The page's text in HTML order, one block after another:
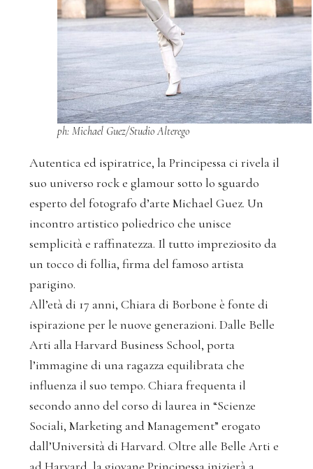
ph: Michael Guez/Studio Alterego
Autentica ed ispiratrice, la Principessa ci rivela il
suo universo rock e glamour sotto lo sguardo
esperto del fotografo d’arte Michael Guez. Un
incontro artistico poliedrico che unisce
semplicità e raffinatezza. Il tutto impreziosito da
un tocco di follia, firma del famoso artista
parigino.
All’età di 17 anni, Chiara di Borbone è fonte di
ispirazione per le nuove generazioni. Dalle Belle
Arti alla Harvard Business School, porta
l’immagine di una ragazza equilibrata che
influenza il suo tempo. Chiara frequenta il
secondo anno del corso di laurea in “Scienze
Sociali, Marketing and Management” erogato
dall’Università di Harvard. Oltre alle Belle Arti e